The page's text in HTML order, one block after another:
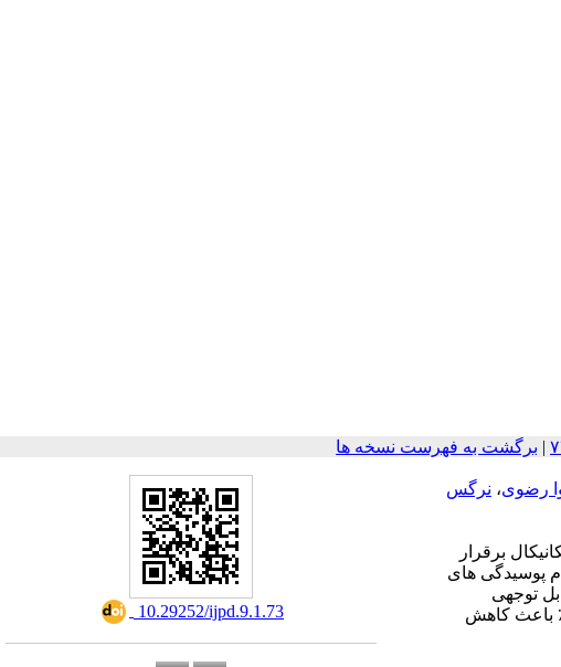
| برگشت به فهرست نسخه ها
‎ 10.29252/ijpd.9.1.73
رضوی، نرگس
برقرار
به منبع غذایی‌شان جلوگیری می نماید. پوسیدگی های حفره و شیار نزدیک به 80٪ تا90٪ تمام پوسیدگی های
توجهی
نشان داده شده که قراردادن سیلانتهای رزینی مناسب در کودکان ونوجوانان پس از یکسال 86٪ و پس از 4 سال 58٪ باعث کاهش